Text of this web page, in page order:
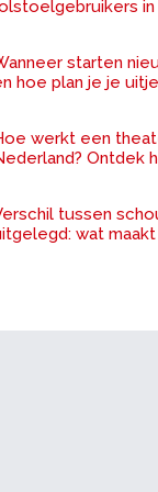
starten
hoe plan je je
werkt een
Ontdek
tussen
wat maakt